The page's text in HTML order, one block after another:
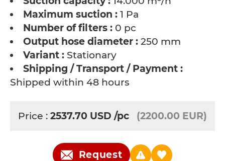
Maximum suction : 1 Pa
Number of filters : 0 pc
Output hose diameter : 250 mm
Variant : Stationary
Shipping / Transport / Payment :
Shipped within 48 hours
Price : 2537.70 USD /pc (2200.00 EUR)
Request